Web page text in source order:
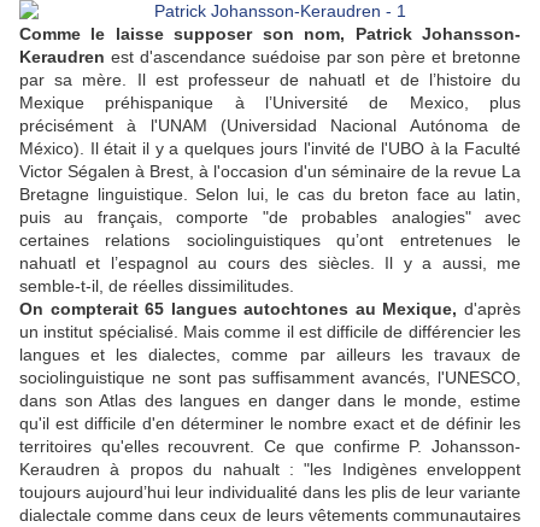
Comme le laisse supposer son nom, Patrick Johansson-
Keraudren est d'ascendance suédoise par son père et bretonne
par sa mère. Il est professeur de nahuatl et de l’histoire du
Mexique préhispanique à l’Université de Mexico, plus
précisément à l'UNAM (Universidad Nacional Autónoma de
México). Il était il y a quelques jours l'invité de l'UBO à la Faculté
Victor Ségalen à Brest, à l'occasion d'un séminaire de la revue La
Bretagne linguistique. Selon lui, le cas du breton face au latin,
puis au français, comporte "de probables analogies" avec
certaines relations sociolinguistiques qu’ont entretenues le
nahuatl et l’espagnol au cours des siècles. Il y a aussi, me
semble-t-il, de réelles dissimilitudes.
On compterait 65 langues autochtones au Mexique, d'après
un institut spécialisé. Mais comme il est difficile de différencier les
langues et les dialectes, comme par ailleurs les travaux de
sociolinguistique ne sont pas suffisamment avancés, l'UNESCO,
dans son Atlas des langues en danger dans le monde, estime
qu'il est difficile d'en déterminer le nombre exact et de définir les
territoires qu'elles recouvrent. Ce que confirme P. Johansson-
Keraudren à propos du nahualt : "les Indigènes enveloppent
toujours aujourd’hui leur individualité dans les plis de leur variante
dialectale comme dans ceux de leurs vêtements communautaires